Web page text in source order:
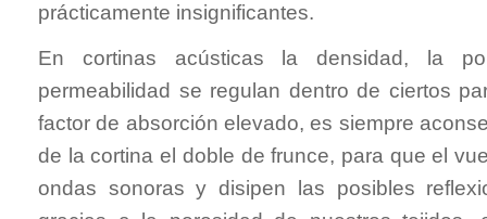
prácticamente insignificantes.
En cortinas acústicas la densidad, la
permeabilidad se regulan dentro de ciertos
factor de absorción elevado, es siempre
de la cortina el doble de frunce, para que el
ondas sonoras y disipen las posibles